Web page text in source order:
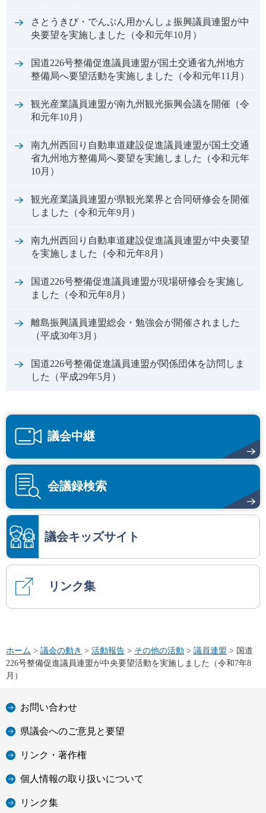
さとうきび・でんぷん用かんしょ振興議員連盟が中
央要望を実施しました（令和元年10月）
国道226号整備促進議員連盟が国土交通省九州地方
整備局へ要望活動を実施しました（令和元年11月）
観光産業議員連盟が南九州観光振興会議を開催（令
和元年10月）
南九州西回り自動車道建設促進議員連盟が国土交通
省九州地方整備局へ要望を実施しました（令和元年
10月）
観光産業議員連盟が県観光業界と合同研修会を開催
しました（令和元年9月）
南九州西回り自動車道建設促進議員連盟が中央要望
を実施しました（令和元年8月）
国道226号整備促進議員連盟が現場研修会を実施し
ました（令和元年8月）
離島振興議員連盟総会・勉強会が開催されました
（平成30年3月）
国道226号整備促進議員連盟が関係団体を訪問しま
した（平成29年5月）
議会中継
会議録検索
議会キッズサイト
リンク集
ホーム > 議会の動き > 活動報告 > その他の活動 > 議員連盟 > 国道
226号整備促進議員連盟が中央要望活動を実施しました（令和7年8
月）
お問い合わせ
県議会へのご意見と要望
リンク・著作権
個人情報の取り扱いについて
リンク集